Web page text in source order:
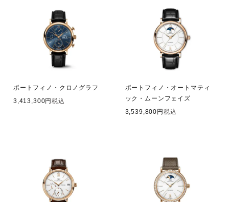
ポートフィノ・クロノグラフ
3,413,300
税込
ポートフィノ・オートマティ
ック・ムーンフェイズ
3,539,800
税込